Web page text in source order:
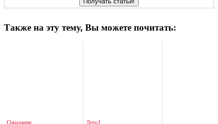
Также на эту тему, Вы можете почитать: